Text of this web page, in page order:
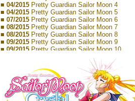
■ 04/2015 Pretty Guardian Sailor Moon 4
■ 04/2015 Pretty Guardian Sailor Moon 5
■ 07/2015 Pretty Guardian Sailor Moon 6
■ 08/2015 Pretty Guardian Sailor Moon 7
■ 08/2015 Pretty Guardian Sailor Moon 8
■ 09/2015 Pretty Guardian Sailor Moon 9
■ 09/2015 Pretty Guardian Sailor Moon 10
Pretty Guardian Sailor Moon 11
Pretty Guardian Sailor Moon 12
Pretty Guardian Sailor Moon Short
Stories 1
■ 09/2018Pretty Guardian Sailor Moon Short
Stories 2